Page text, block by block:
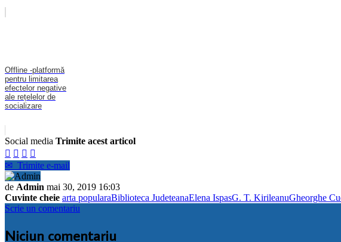
Offline -platformă
pentru limitarea
efectelor negative
ale rețelelor de
socializare
Social media Trimite acest articol
   
✉ Trimite e-mail
de Admin mai 30, 2019 16:03
Cuvinte cheie arta popularaBiblioteca JudeteanaElena IspasG. T. KirileanuGheorghe
Scrie un comentariu
Niciun comentariu